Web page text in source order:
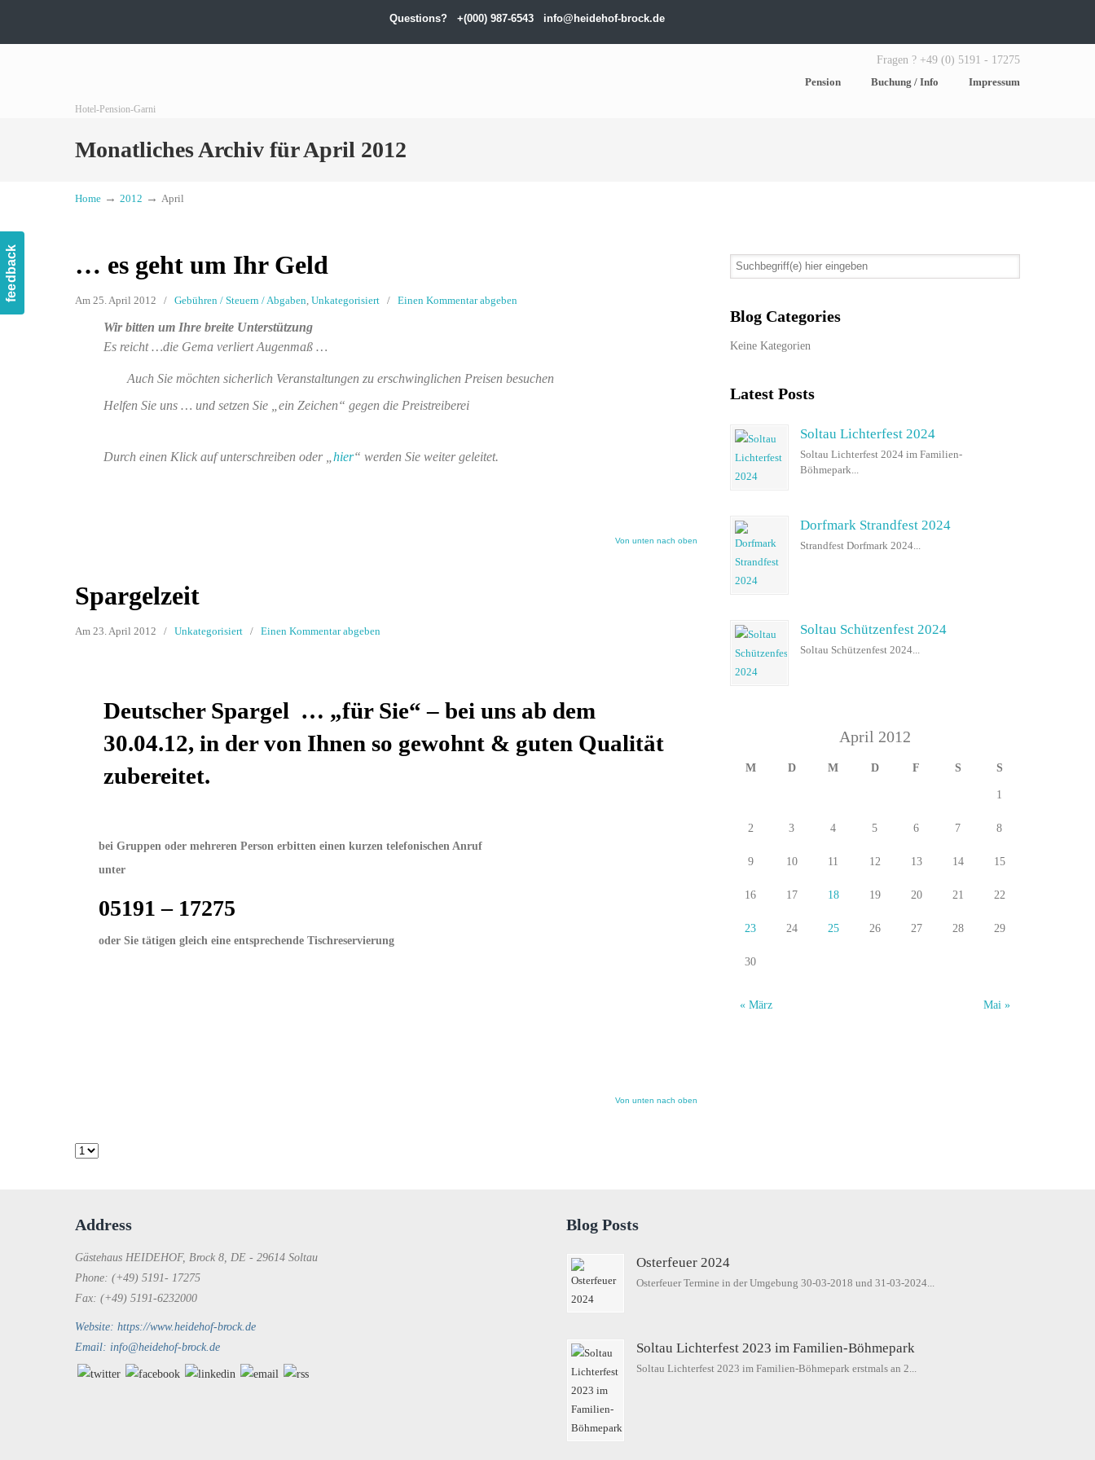
feedback
Questions? +(000) 987-6543 info@heidehof-brock.de
Hotel-Pension-Garni
Fragen ? +49 (0) 5191 - 17275
Pension
Buchung / Info Impressum
Monatliches Archiv für April 2012
Home → 2012 → April
… es geht um Ihr Geld
Am 25. April 2012 / Gebühren / Steuern / Abgaben, Unkategorisiert / Einen Kommentar abgeben
Wir bitten um Ihre breite Unterstützung
Es reicht …die Gema verliert Augenmaß …
Auch Sie möchten sicherlich Veranstaltungen zu erschwinglichen Preisen besuchen
Helfen Sie uns … und setzen Sie „ein Zeichen“ gegen die Preistreiberei
Durch einen Klick auf unterschreiben oder „ hier“ werden Sie weiter geleitet.
Von unten nach oben
Spargelzeit
Am 23. April 2012 / Unkategorisiert / Einen Kommentar abgeben
Deutscher Spargel … „für Sie“ – bei uns ab dem
30.04.12, in der von Ihnen so gewohnt & guten Qualität
zubereitet.
bei Gruppen oder mehreren Person erbitten einen kurzen telefonischen Anruf
unter
05191 – 17275
oder Sie tätigen gleich eine entsprechende Tischreservierung
Von unten nach oben
Blog Categories
Keine Kategorien
Latest Posts
Soltau Lichterfest 2024
Soltau Lichterfest 2024 im Familien-
Böhmepark...
Dorfmark Strandfest 2024
Strandfest Dorfmark 2024...
Soltau Schützenfest 2024
Soltau Schützenfest 2024...
April 2012
M D M D F S S
1
2 3 4 5 6 7 8
9 10 11 12 13 14 15
16 17 18 19 20 21 22
23 24 25 26 27 28 29
30
« März Mai »
Address
Gästehaus HEIDEHOF, Brock 8, DE - 29614 Soltau
Phone: (+49) 5191- 17275
Fax: (+49) 5191-6232000
Website: https://www.heidehof-brock.de
Email: info@heidehof-brock.de
Blog Posts
Osterfeuer 2024
Osterfeuer Termine in der Umgebung 30-03-2018 und 31-03-2024...
Soltau Lichterfest 2023 im Familien-Böhmepark
Soltau Lichterfest 2023 im Familien-Böhmepark erstmals an 2...